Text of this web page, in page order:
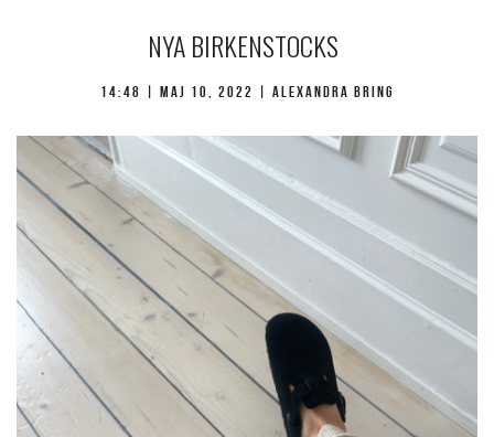
NYA BIRKENSTOCKS
14:48 | maj 10, 2022 | Alexandra Bring